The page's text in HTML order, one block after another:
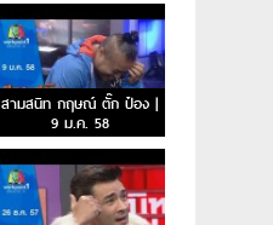
สามสนิท กฤษณ์ ตั๊ก ป๋อง |
9 ม.ค. 58